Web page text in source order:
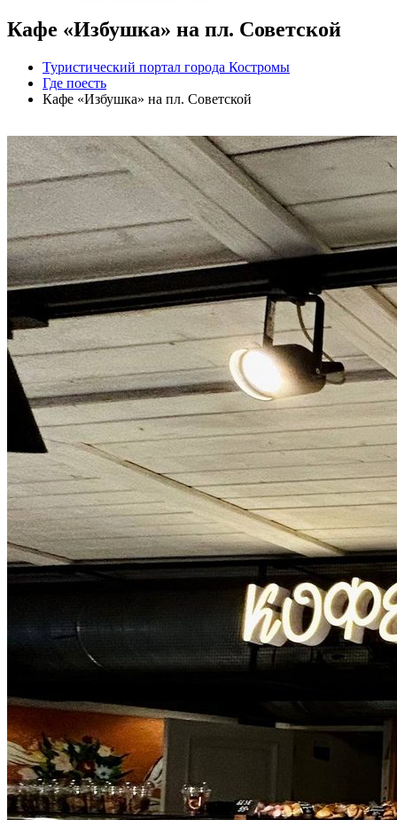
Кафе «Избушка» на пл. Советской
Туристический портал города Костромы
Где поесть
Кафе «Избушка» на пл. Советской